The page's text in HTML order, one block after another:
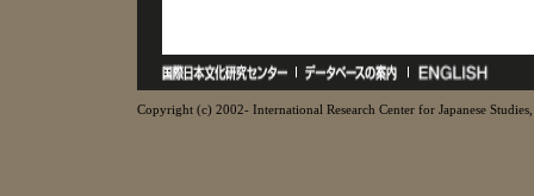
Copyright (c) 2002- International Research Center for Japanese